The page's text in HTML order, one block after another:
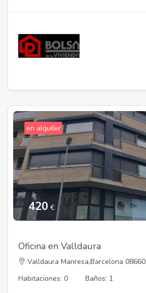
en alquiler
420 €
Oficina en Valldaura
Valldaura Manresa,Barcelona 08660
Habitaciones: 0
Baños: 1